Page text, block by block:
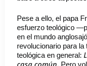
Pese a ello, el papa
esfuerzo teológico
en el mundo
revolucionario para
teológica en general:
casa común. Pero